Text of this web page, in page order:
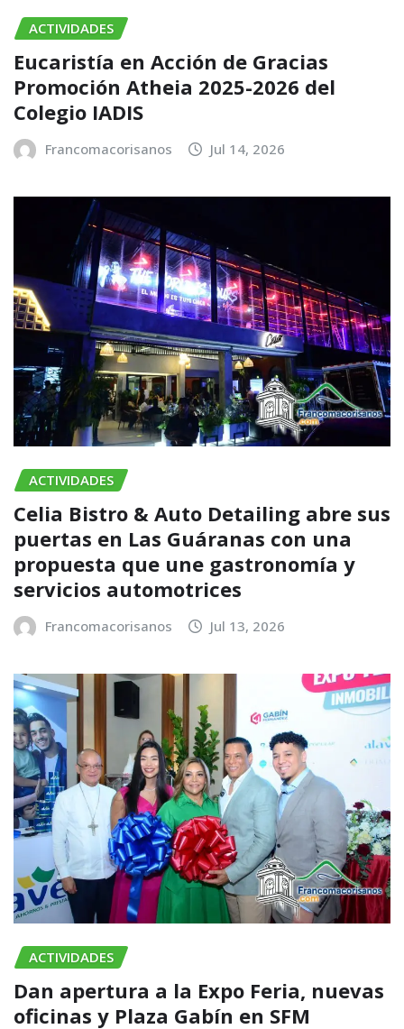
ACTIVIDADES
Eucaristía en Acción de Gracias
Promoción Atheia 2025-2026 del
Colegio IADIS
Francomacorisanos Jul 14, 2026
ACTIVIDADES
Celia Bistro & Auto Detailing abre sus
puertas en Las Guáranas con una
propuesta que une gastronomía y
servicios automotrices
Francomacorisanos Jul 13, 2026
ACTIVIDADES
​Dan apertura a la Expo Feria, nuevas
oficinas y Plaza Gabín en SFM